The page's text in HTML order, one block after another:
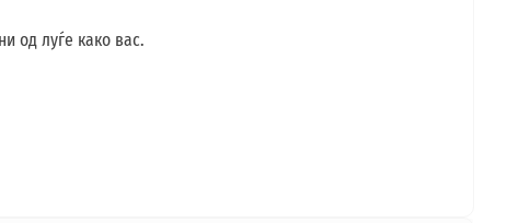
од луѓе како вас.